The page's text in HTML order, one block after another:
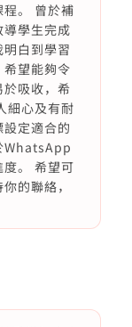
。 曾於補
學生完成
白到學習
望能夠令
吸收，希
細心及有耐
定適合的
WhatsApp
。 希望可
的聯絡，